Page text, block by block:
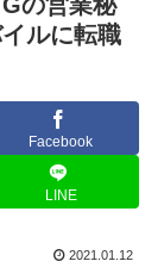
ルに転職
Facebook
LINE
2021.01.12